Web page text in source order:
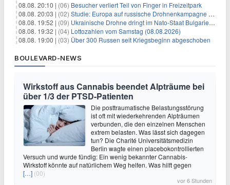
08.08. 20:10 | (06) Besucher verliert Teil von Finger in Freizeitpark
08.08. 20:03 | (02) Studie: Europa auf russische Drohnenkampagne unzureichend vorbereitet
08.08. 19:52 | (09) Ukrainische Drohne dringt im Nato-Staat Bulgarien ein
08.08. 19:32 | (04) Lottozahlen vom Samstag (08.08.2026)
08.08. 19:00 | (03) Über 300 Russen seit Kriegsbeginn abgeschoben
BOULEVARD-NEWS
Wirkstoff aus Cannabis beendet Alpträume bei
über 1/3 der PTSD-Patienten
Die posttraumatische Belastungsstörung
ist oft mit wiederkehrenden Alpträumen
verbunden, die den einzelnen Menschen
extrem belasten. Was lässt sich dagegen
tun? Die Charité Universitätsmedizin
Berlin wagte einen placebokontrollierten
Versuch und wurde fündig: Ein wenig bekannter Cannabis-
Wirkstoff könnte auf natürlichem Weg helfen. Was hilft gegen
[…] (00)
vor 6 Stunden